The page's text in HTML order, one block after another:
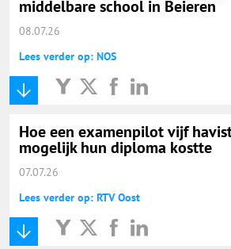
middelbare school in Beieren
08.07.26
Lees verder op: NOS
Hoe een examenpilot vijf
mogelijk hun diploma kostte
07.07.26
Lees verder op: RTV Oost